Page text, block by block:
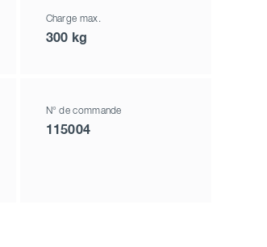
Charge max.
300 kg
N° de commande
115004